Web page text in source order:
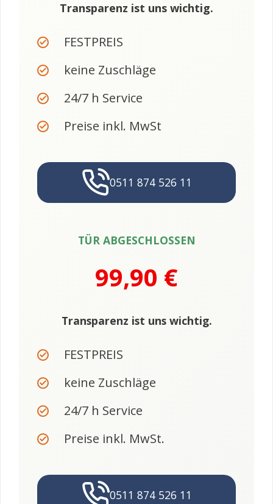
Transparenz ist uns wichtig.
FESTPREIS
keine Zuschläge
24/7 h Service
Preise inkl. MwSt
0511 874 526 11
TÜR ABGESCHLOSSEN
99,90 €
Transparenz ist uns wichtig.
FESTPREIS
keine Zuschläge
24/7 h Service
Preise inkl. MwSt.
0511 874 526 11